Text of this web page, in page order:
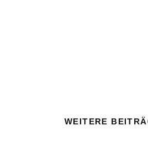
WEITERE